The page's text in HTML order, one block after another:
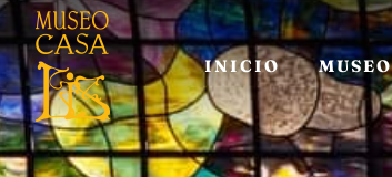
INICIO MUSEO